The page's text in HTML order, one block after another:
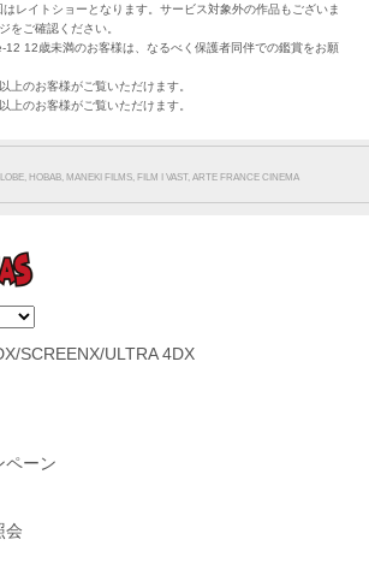
レイトショーとなります。サービス対象外の作品もございま
をご確認ください。
12歳未満のお客様は、なるべく保護者同伴での鑑賞をお願
上のお客様がご覧いただけます。
上のお客様がご覧いただけます。
HOBAB, MANEKI FILMS, FILM I VAST, ARTE FRANCE CINEMA
SCREENX/ULTRA 4DX
ペーン
会